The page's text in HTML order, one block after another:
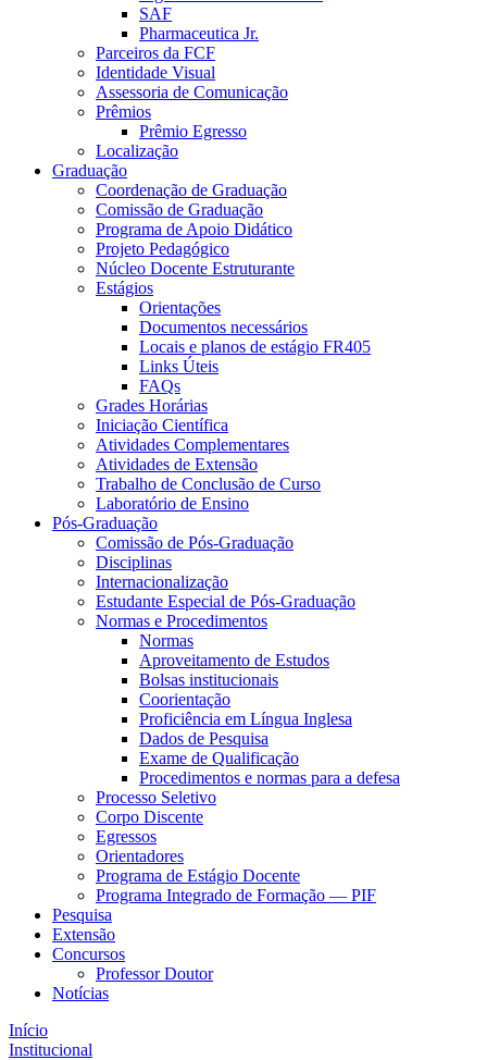
SAF
Pharmaceutica Jr.
Parceiros da FCF
Identidade Visual
Assessoria de Comunicação
Prêmios
Prêmio Egresso
Localização
Graduação
Coordenação de Graduação
Comissão de Graduação
Programa de Apoio Didático
Projeto Pedagógico
Núcleo Docente Estruturante
Estágios
Orientações
Documentos necessários
Locais e planos de estágio FR405
Links Úteis
FAQs
Grades Horárias
Iniciação Científica
Atividades Complementares
Atividades de Extensão
Trabalho de Conclusão de Curso
Laboratório de Ensino
Pós-Graduação
Comissão de Pós-Graduação
Disciplinas
Internacionalização
Estudante Especial de Pós-Graduação
Normas e Procedimentos
Normas
Aproveitamento de Estudos
Bolsas institucionais
Coorientação
Proficiência em Língua Inglesa
Dados de Pesquisa
Exame de Qualificação
Procedimentos e normas para a defesa
Processo Seletivo
Corpo Discente
Egressos
Orientadores
Programa de Estágio Docente
Programa Integrado de Formação — PIF
Pesquisa
Extensão
Concursos
Professor Doutor
Notícias
Início
Institucional